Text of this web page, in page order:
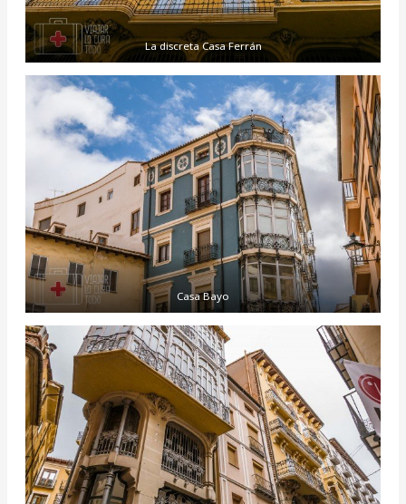
La discreta Casa Ferrán
Casa Bayo